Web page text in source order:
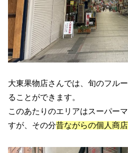
大東果物店さんでは、旬のフル
ることができます。
このあたりのエリアはスーパー
すが、その分昔ながらの個人商